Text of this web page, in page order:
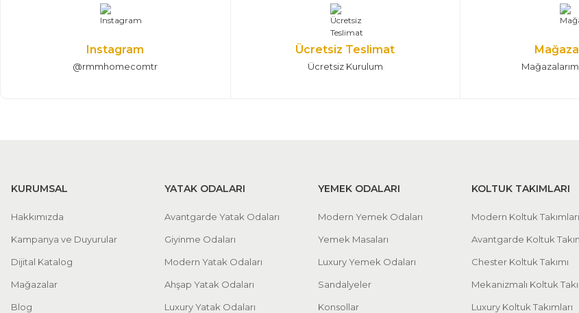
320*310 cm
%25 + %10
Instagram
@rmmhomecomtr
Ücretsiz Teslimat
Ücretsiz Kurulum
KURUMSAL
Hakkımızda
Kampanya ve Duyurular
Dijital Katalog
Mağazalar
Blog
YATAK ODALARI
Avantgarde Yatak Odaları
Giyinme Odaları
Modern Yatak Odaları
Ahşap Yatak Odaları
Luxury Yatak Odaları
YEMEK ODALARI
Modern Yemek Odaları
Yemek Masaları
Luxury Yemek Odaları
Sandalyeler
Konsollar
KOLTUK TAKIMLARI
Modern Koltuk Takımları
Avantgarde Koltuk
Chester Koltuk Takımı
Mekanizmalı Koltuk
Luxury Koltuk Takımları